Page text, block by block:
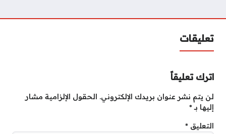
تعليقات
اترك تعليقاً
لن يتم نشر عنوان بريدك الإلكتروني. الحقول الإلزامية مشار
إليها بـ*
التعليق *